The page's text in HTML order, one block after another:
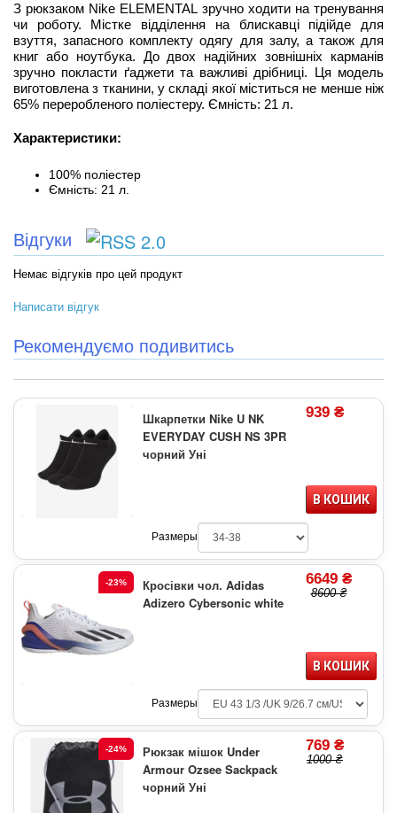
З рюкзаком Nike ELEMENTAL зручно ходити на тренування
чи роботу. Містке відділення на блискавці підійде для
взуття, запасного комплекту одягу для залу, а також для
книг або ноутбука. До двох надійних зовнішніх карманів
зручно покласти ґаджети та важливі дрібниці. Ця модель
виготовлена з тканини, у складі якої міститься не менше ніж
65% переробленого поліестеру. Ємність: 21 л.
Характеристики:
100% поліестер
Ємність: 21 л.
Відгуки
Немає відгуків про цей продукт
Написати відгук
Рекомендуємо подивитись
Шкарпетки Nike U NK
EVERYDAY CUSH NS 3PR
чорний Уні
939 ₴
В КОШИК
Размеры
-23%
Кросівки чол. Adidas
Adizero Cybersonic white
6649 ₴
8600 ₴
В КОШИК
Размеры
-24%
Рюкзак мішок Under
Armour Ozsee Sackpack
чорний Уні
769 ₴
1000 ₴